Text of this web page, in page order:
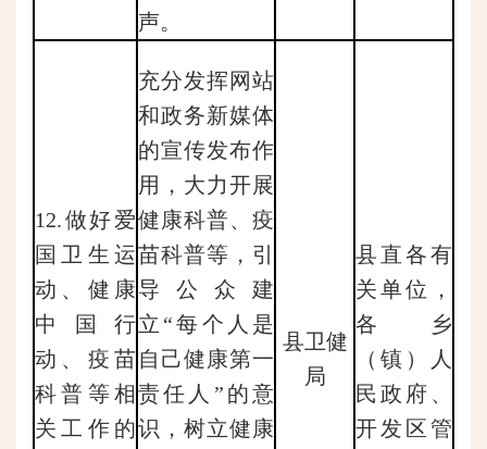
声。
12.做好爱
国卫生运
动、健康
中国行
动、疫苗
科普等相
关工作的
充分发挥网站
和政务新媒体
的宣传发布作
用，大力开展
健康科普、疫
苗科普等，引
导公众建
立“每个人是
自己健康第一
责任人”的意
识，树立健康
县卫健
局
县直各有
关单位，
各乡
（镇）人
民政府、
开发区管